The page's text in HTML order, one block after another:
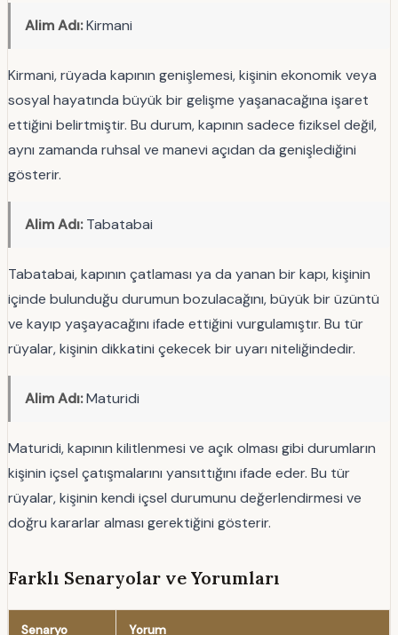
Alim Adı:Kirmani
Kirmani, rüyada kapının genişlemesi, kişinin ekonomik veya
sosyal hayatında büyük bir gelişme yaşanacağına işaret
ettiğini belirtmiştir. Bu durum, kapının sadece fiziksel değil,
aynı zamanda ruhsal ve manevi açıdan da genişlediğini
gösterir.
Alim Adı:Tabatabai
Tabatabai, kapının çatlaması ya da yanan bir kapı, kişinin
içinde bulunduğu durumun bozulacağını, büyük bir üzüntü
ve kayıp yaşayacağını ifade ettiğini vurgulamıştır. Bu tür
rüyalar, kişinin dikkatini çekecek bir uyarı niteliğindedir.
Alim Adı:Maturidi
Maturidi, kapının kilitlenmesi ve açık olması gibi durumların
kişinin içsel çatışmalarını yansıttığını ifade eder. Bu tür
rüyalar, kişinin kendi içsel durumunu değerlendirmesi ve
doğru kararlar alması gerektiğini gösterir.
Farklı Senaryolar ve Yorumları
Senaryo Yorum